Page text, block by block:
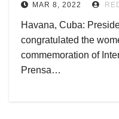
MAR 8, 2022
Havana, Cuba:
congratulated the
commemoration of
Prensa…